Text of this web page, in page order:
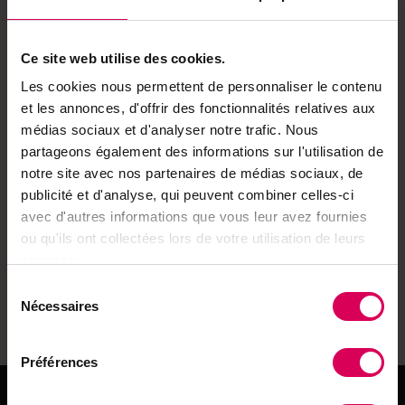
Ce site web utilise des cookies.
Les cookies nous permettent de personnaliser le contenu
et les annonces, d'offrir des fonctionnalités relatives aux
médias sociaux et d'analyser notre trafic. Nous
partageons également des informations sur l'utilisation de
notre site avec nos partenaires de médias sociaux, de
publicité et d'analyse, qui peuvent combiner celles-ci
avec d'autres informations que vous leur avez fournies
ou qu'ils ont collectées lors de votre utilisation de leurs
Nécessaires
Préférences
bovins. «Durant le confinement, beaucoup de monde
parfois retrouvés désemparés face à des voitures mal
se sont tournés vers les communes pour qu’elles
prennent des mesures», relève Diane Gossin.
Mandatées par l’Office fédéral de l’environnement,
plusieurs organisations actives dans le tourisme et la
protection de l’environnement viennent de lancer la
campagne Respect Nature, destinée aux nombreux
Suisses qui ont choisi de passer leurs vacances au
pays. Une action de sensibilisation déclinée en
afin que chacun, faune, flore et vacanciers, puisse